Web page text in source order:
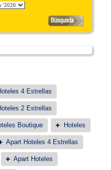
4 Estrellas
2 Estrellas
Boutique Hoteles
Apart Hoteles 4 Estrellas
Apart Hoteles